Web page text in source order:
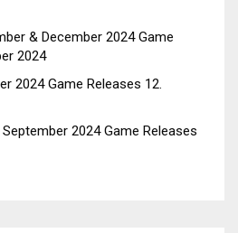
& December 2024 Game
2024
2024 Game Releases 12.
2024 Game Releases